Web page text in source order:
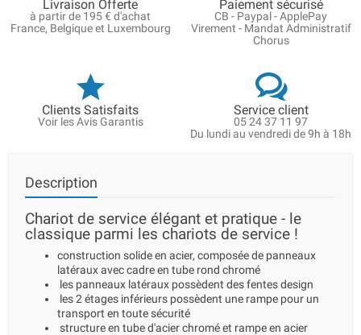
Livraison Offerte
à partir de 195 € d'achat
France, Belgique et Luxembourg
Paiement sécurisé
CB - Paypal - ApplePay
Virement - Mandat Administratif
Chorus
Clients Satisfaits
Voir les Avis Garantis
Service client
05 24 37 11 97
Du lundi au vendredi de 9h à 18h
Description
Chariot de service élégant et pratique - le
classique parmi les chariots de service !
construction solide en acier, composée de panneaux
latéraux avec cadre en tube rond chromé
les panneaux latéraux possèdent des fentes design
les 2 étages inférieurs possèdent une rampe pour un
transport en toute sécurité
structure en tube d'acier chromé et rampe en acier